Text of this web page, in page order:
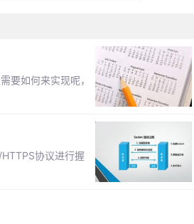
要如何来实现呢，
协议进行握